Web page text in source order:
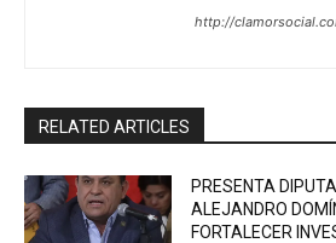
http://
RELATED ARTICLES
PRESENTA
ALEJANDRO
FORTALECER